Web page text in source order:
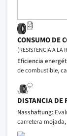
CONSUMO DE
(RESISTENCIA A LA
Eficiencia
de combustible,
DISTANCIA DE
Nasshaftung:
carretera